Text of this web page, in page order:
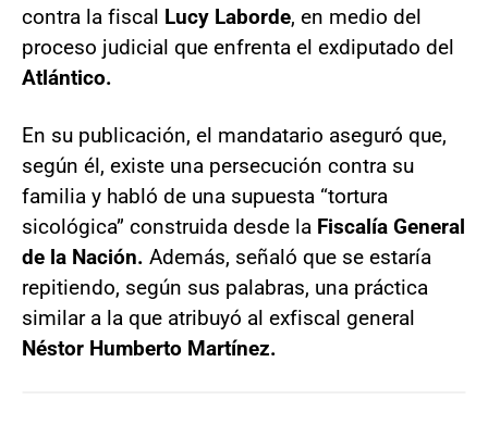
contra la fiscal Lucy Laborde, en medio del
proceso judicial que enfrenta el exdiputado del
Atlántico.
En su publicación, el mandatario aseguró que,
según él, existe una persecución contra su
familia y habló de una supuesta “tortura
sicológica” construida desde la Fiscalía General
de la Nación. Además, señaló que se estaría
repitiendo, según sus palabras, una práctica
similar a la que atribuyó al exfiscal general
Néstor Humberto Martínez.